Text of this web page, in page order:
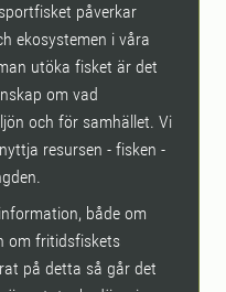
påverkar
ekosystemen i våra
utöka fisket är det
om vad
och för samhället. Vi
resursen - fisken -
både om
om fritidsfiskets
på detta så går det